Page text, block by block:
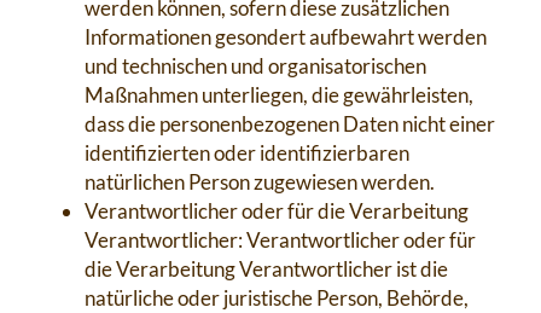
werden können, sofern diese zusätzlichen
Informationen gesondert aufbewahrt werden
und technischen und organisatorischen
Maßnahmen unterliegen, die gewährleisten,
dass die personenbezogenen Daten nicht einer
identifizierten oder identifizierbaren
natürlichen Person zugewiesen werden.
Verantwortlicher oder für die Verarbeitung
Verantwortlicher: Verantwortlicher oder für
die Verarbeitung Verantwortlicher ist die
natürliche oder juristische Person, Behörde,